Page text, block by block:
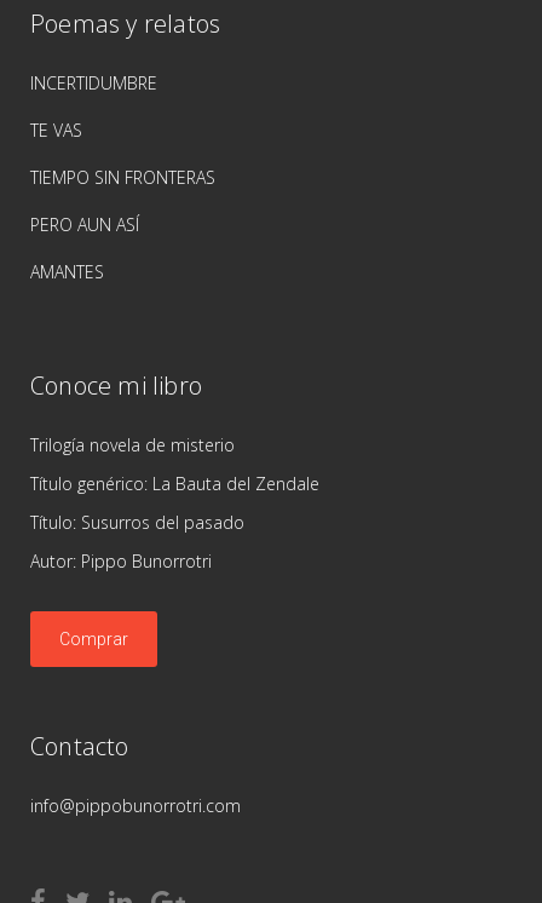
Poemas y relatos
INCERTIDUMBRE
TE VAS
TIEMPO SIN FRONTERAS
PERO AUN ASÍ
AMANTES
Conoce mi libro
Trilogía novela de misterio
Título genérico: La Bauta del Zendale
Título: Susurros del pasado
Autor: Pippo Bunorrotri
Comprar
Contacto
info@pippobunorrotri.com